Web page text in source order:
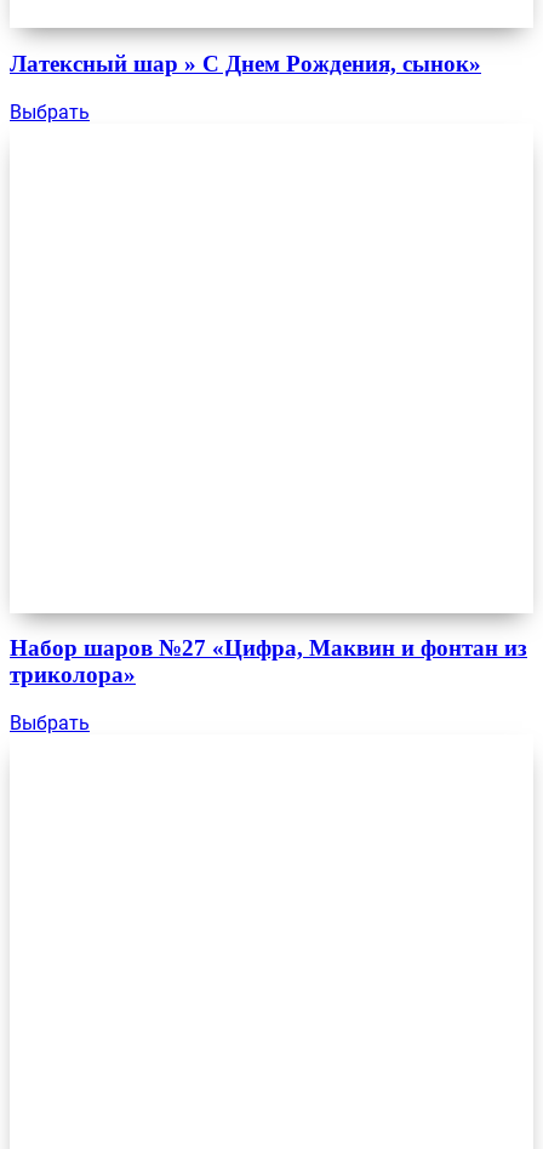
Латексный шар » С Днем Рождения, сынок»
Выбрать
Набор шаров №27 «Цифра, Маквин и фонтан из
триколора»
Выбрать